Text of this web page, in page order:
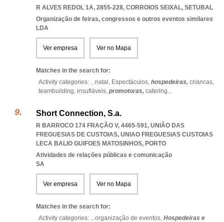
R ALVES REDOL 1A, 2855-228, CORROIOS SEIXAL, SETUBAL
Organização de feiras, congressos e outros eventos similares
LDA
Ver empresa Ver no Mapa
Matches in the search for:
Activity categories: ...natal, Espectáculos, hospedeiras, criancas,
teambuilding, insufláveis, promotoras, catering...
Short Connection, S.a.
R BARROCO 174 FRAÇÃO V, 4465-591, UNIÃO DAS
FREGUESIAS DE CUSTOIAS, UNIAO FREGUESIAS CUSTOIAS
LECA BALIO GUIFOES MATOSINHOS, PORTO
Atividades de relações públicas e comunicação
SA
Ver empresa Ver no Mapa
Matches in the search for:
Activity categories: ...organização de eventos, Hospedeiras e